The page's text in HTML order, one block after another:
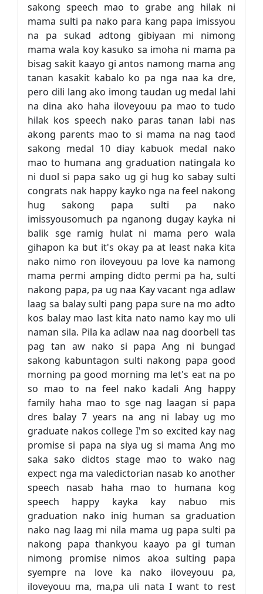
sakong speech mao to grabe ang hilak ni
mama sulti pa nako para kang papa imissyou
na pa sukad adtong gibiyaan mi nimong
mama wala koy kasuko sa imoha ni mama pa
bisag sakit kaayo gi antos namong mama ang
tanan kasakit kabalo ko pa nga naa ka dre,
pero dili lang ako imong taudan ug medal lahi
na dina ako haha iloveyouu pa mao to tudo
hilak kos speech nako paras tanan labi nas
akong parents mao to si mama na nag taod
sakong medal 10 diay kabuok medal nako
mao to humana ang graduation natingala ko
ni duol si papa sako ug gi hug ko sabay sulti
congrats nak happy kayko nga na feel nakong
hug sakong papa sulti pa nako
imissyousomuch pa nganong dugay kayka ni
balik sge ramig hulat ni mama pero wala
gihapon ka but it's okay pa at least naka kita
nako nimo ron iloveyouu pa love ka namong
mama permi amping didto permi pa ha, sulti
nakong papa, pa ug naa Kay vacant nga adlaw
laag sa balay sulti pang papa sure na mo adto
kos balay mao last kita nato namo kay mo uli
naman sila. Pila ka adlaw naa nag doorbell tas
pag tan aw nako si papa Ang ni bungad
sakong kabuntagon sulti nakong papa good
morning pa good morning ma let's eat na po
so mao to na feel nako kadali Ang happy
family haha mao to sge nag laagan si papa
dres balay 7 years na ang ni labay ug mo
graduate nakos college I'm so excited kay nag
promise si papa na siya ug si mama Ang mo
saka sako didtos stage mao to wako nag
expect nga ma valedictorian nasab ko another
speech nasab haha mao to humana kog
speech happy kayka kay nabuo mis
graduation nako inig human sa graduation
nako nag laag mi nila mama ug papa sulti pa
nakong papa thankyou kaayo pa gi tuman
nimong promise nimos akoa sulting papa
syempre na love ka nako iloveyouu pa,
iloveyouu ma, ma,pa uli nata I want to rest